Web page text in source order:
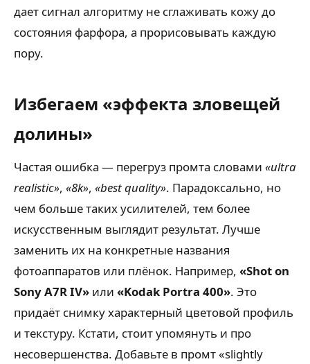
дает сигнал алгоритму не сглаживать кожу до
состояния фарфора, а прорисовывать каждую
пору.
Избегаем «эффекта зловещей
долины»
Частая ошибка — перегруз промта словами «ultra
realistic», «8k», «best quality». Парадоксально, но
чем больше таких усилителей, тем более
искусственным выглядит результат. Лучше
заменить их на конкретные названия
фотоаппаратов или плёнок. Например, «Shot on
Sony A7R IV» или «Kodak Portra 400». Это
придаёт снимку характерный цветовой профиль
и текстуру. Кстати, стоит упомянуть и про
несовершенства. Добавьте в промт «slightly